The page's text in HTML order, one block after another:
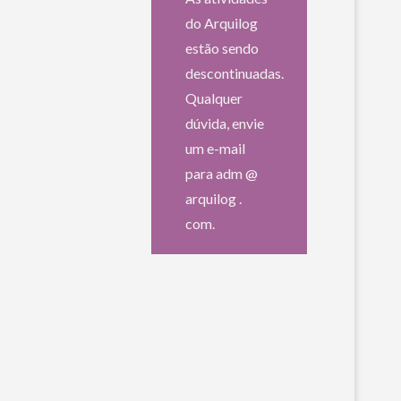
do Arquilog
estão sendo
descontinuadas.
Qualquer
dúvida, envie
um e-mail
para adm @
arquilog .
com.